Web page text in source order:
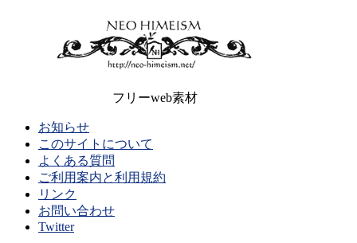
フリーweb素材
お知らせ
このサイトについて
よくある質問
ご利用案内と利用規約
リンク
お問い合わせ
Twitter